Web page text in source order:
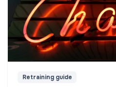
Retraining guide